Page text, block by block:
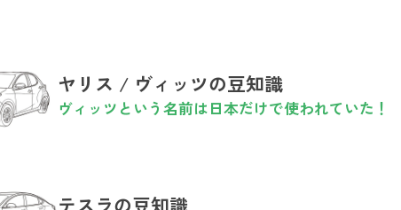
ヤリス / ヴィッツの豆知識
ヴィッツという名前は日本だけで使われていた！
テスラの豆知識